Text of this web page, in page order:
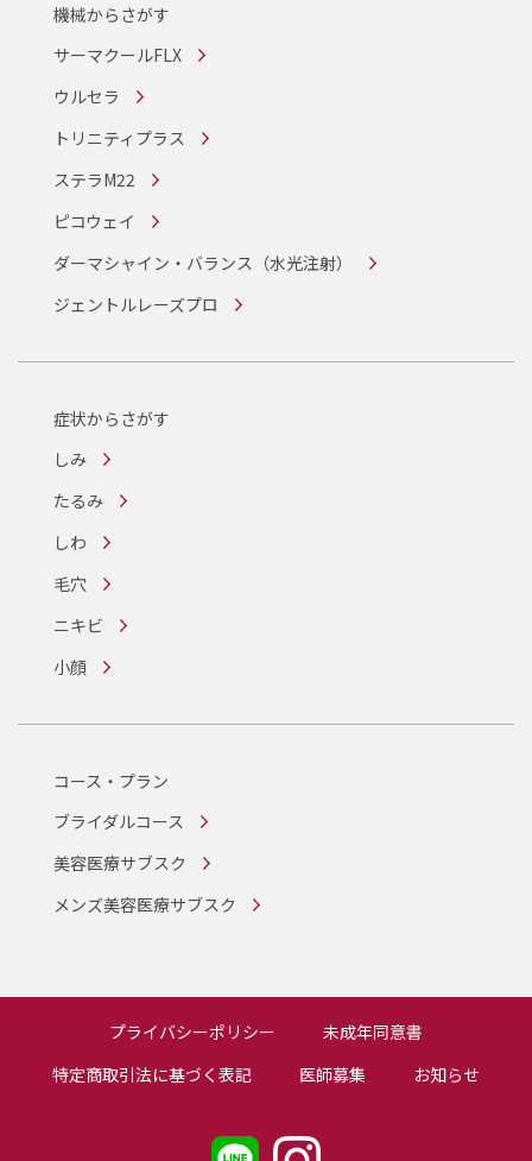
機械からさがす
サーマクールFLX
ウルセラ
トリニティプラス
ステラM22
ピコウェイ
ダーマシャイン・バランス （水光注射）
ジェントルレーズプロ
症状からさがす
しみ
たるみ
しわ
毛穴
ニキビ
小顔
コース・プラン
ブライダルコース
美容医療サブスク
メンズ美容医療サブスク
プライバシーポリシー
未成年同意書
特定商取引法に基づく表記
医師募集 お知らせ